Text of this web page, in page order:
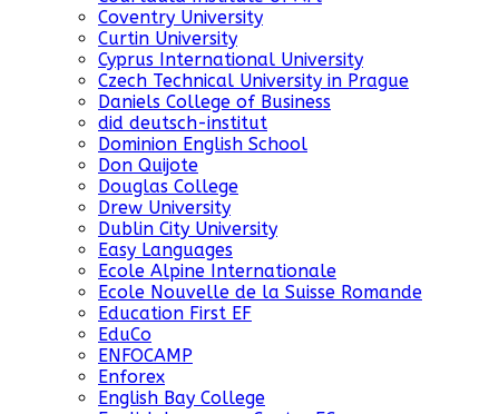
Coventry University
Curtin University
Cyprus International University
Czech Technical University in Prague
Daniels College of Business
did deutsch-institut
Dominion English School
Don Quijote
Douglas College
Drew University
Dublin City University
Easy Languages
Ecole Alpine Internationale
Ecole Nouvelle de la Suisse Romande
Education First EF
EduCo
ENFOCAMP
Enforex
English Bay College